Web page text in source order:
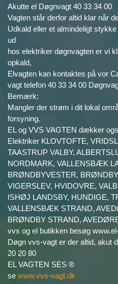
Akutte el Døgnvagt 40 33 34 00
Vagten står derfor altid klar når
Udkald eller et almindeligt
ud
hos elektriker døgnvagten er vi
opkald,
Elvagten kan kontaktes på vor
vagt telefon 40 33 34 00
Bemærk:
Mangler der strøm i dit lokal
forsyning.
EL og VVS VAGTEN dækker
Elektriker KLOVTOFTE,
TAASTRUP VALBY,
NORDMARK, VALLENSBÆK
BRØNDBYVESTER,
VIGERSLEV, HVIDOVRE,
ISHØJ LANDSBY, HUNDIGE,
VALLENSBÆK STRAND,
BRØNDBY STRAND,
vvs og el butikken besøg
Døgn vvs-vagt er der altid, akut
20 20 80
EL VAGTEN SES ®
se www.vvs-vagt.dk